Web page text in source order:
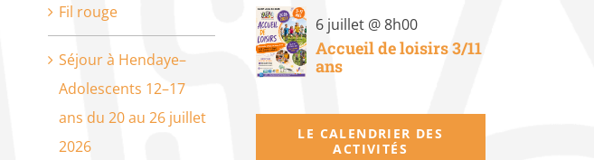
Fil rouge
Séjour à Hendaye–
Adolescents 12–17
ans du 20 au 26 juillet
2026
6 juillet @ 8h00
Accueil de loisirs 3/11
ans
LE CALENDRIER DES
ACTIVITÉS